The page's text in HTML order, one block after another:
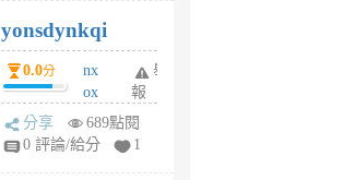
6
個
月
前
yonsdynkqi
0.0分
nx
ox
rh
pe
舉
報
分享
689點閱
0 評論/給分
1